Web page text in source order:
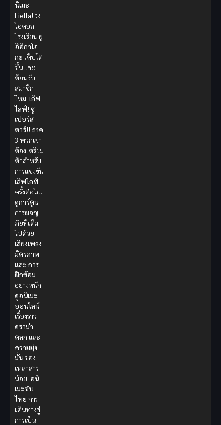
นิเมะ
Liella! วง
ไอดอล
โรงเรียน ยู
อิอิกาโอ
กะ เติบโต
ขึ้นและ
ต้อนรับ
สมาชิก
ใหม่. เลิฟ
ไลฟ์! ซู
เปอร์ส
ตาร์!! ภาค
3 พวกเขา
ต้องเตรียม
ตัวสำหรับ
การแข่งขัน
เลิฟไลฟ์
ครั้งต่อไป.
ดูการ์ตูน
การผจญ
ภัยที่เต็ม
ไปด้วย
เสียงเพลง
มิตรภาพ
และ การ
ฝึกซ้อม
อย่างหนัก.
ดูอนิเมะ
ออนไลน์
เรื่องราว
ดราม่า
ตลก และ
ความมุ่ง
มั่นของ
เหล่าสาว
น้อย. อนิ
เมะซับ
ไทย การ
เดินทางสู่
การเป็น